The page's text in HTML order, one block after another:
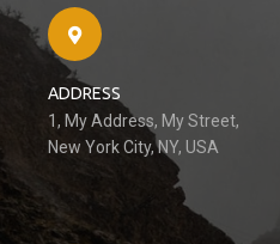
ADDRESS
1, My Address, My Street,
New York City, NY, USA